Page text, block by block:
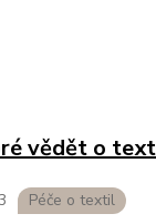
vědět o
Péče o textil